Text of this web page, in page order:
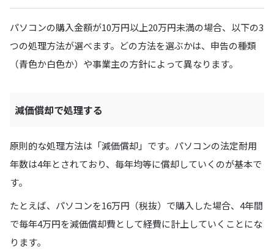
パソコンの購入金額が10万円以上20万円未満の場合、以下の3
つの処理方法が選べます。どの方法を選ぶかは、申告の種類
（青色か白色か）や事業主の方針によって異なります。
減価償却で処理する
原則的な処理方法は「減価償却」です。パソコンの法定耐用
年数は4年とされており、毎年均等に償却していくのが基本で
す。
たとえば、パソコンを16万円（税抜）で購入した場合、4年間
で毎年4万円を減価償却費として経費に計上していくことにな
ります。